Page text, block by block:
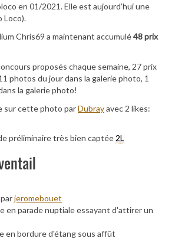
en 01/2021. Elle est aujourd’hui une
Loco).
Chris69 a maintenant accumulé48 prix
proposés chaque semaine, 27 prix
photos du jour dans la galerie photo, 1
la galerie photo!
sur cette photo parDubrayavec 2 likes:
préliminaire très bien captée2L
jeromebouet
en parade nuptiale essayant d'attirer un
en bordure d'étang sous affût